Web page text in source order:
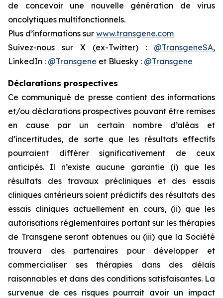
de concevoir une nouvelle génération de virus
oncolytiques multifonctionnels.
Plus d’informations sur www.transgene.com
Suivez-nous sur X (ex-Twitter) : @TransgeneSA,
LinkedIn : @Transgene et Bluesky : @Transgene
Déclarations prospectives
Ce communiqué de presse contient des informations
et/ou déclarations prospectives pouvant être remises
en cause par un certain nombre d’aléas et
d’incertitudes, de sorte que les résultats effectifs
pourraient différer significativement de ceux
anticipés. Il n’existe aucune garantie (i) que les
résultats des travaux précliniques et des essais
cliniques antérieurs soient prédictifs des résultats des
essais cliniques actuellement en cours, (ii) que les
autorisations réglementaires portant sur les thérapies
de Transgene seront obtenues ou (iii) que la Société
trouvera des partenaires pour développer et
commercialiser ses thérapies dans des délais
raisonnables et dans des conditions satisfaisantes. La
survenue de ces risques pourrait avoir un impact